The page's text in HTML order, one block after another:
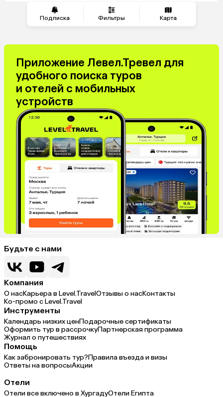
Подписка Фильтры Карта
Приложение Левел.Тревел для
удобного поиска туров
и отелей с мобильных
устройств
Будьте с нами
Компания
О насКарьера в Level.TravelОтзывы о насКонтакты
Ко-промо с Level.Travel
Инструменты
Календарь низких ценПодарочные сертификаты
Оформить тур в рассрочкуПартнерская программа
Журнал о путешествиях
Помощь
Как забронировать тур?Правила въезда и визы
Ответы на вопросыАкции
Отели
Отели все включено в ХургадуОтели Египта